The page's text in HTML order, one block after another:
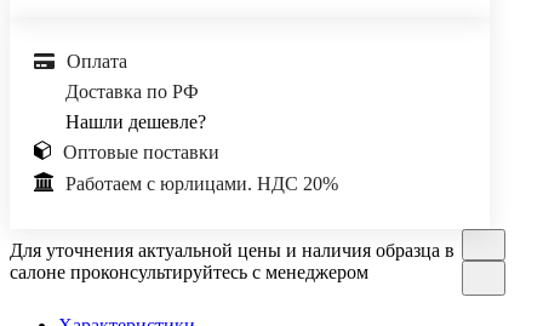
Оплата
Доставка по РФ
Нашли дешевле?
Оптовые поставки
Работаем с юрлицами. НДС 20%
Для уточнения актуальной цены и наличия образца в
салоне проконсультируйтесь с менеджером